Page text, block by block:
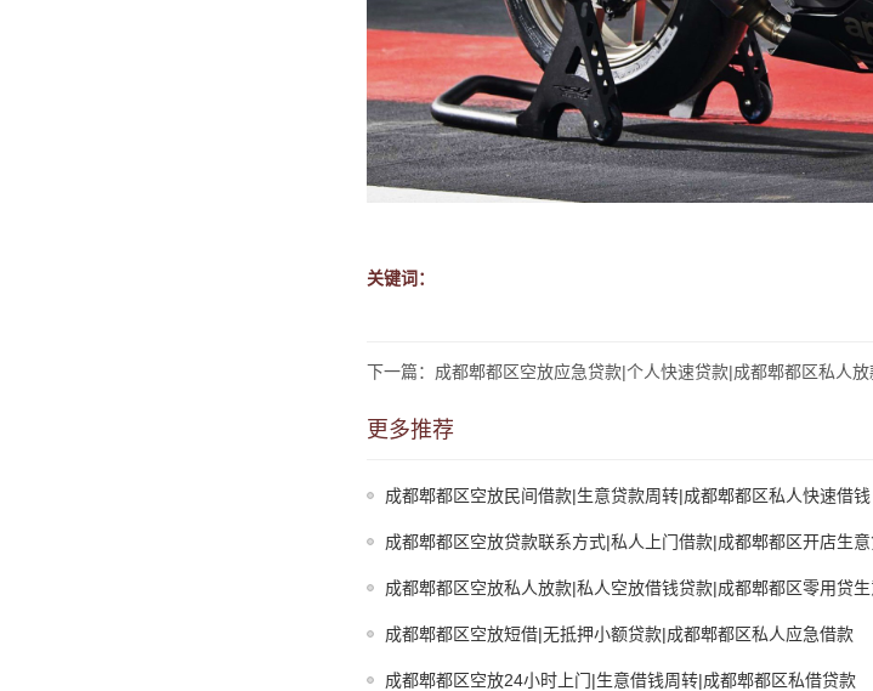
关键词：
下一篇：成都郫都区空放应急贷款|个人快速贷款|成都郫都区私人放
更多推荐
成都郫都区空放民间借款|生意贷款周转|成都郫都区私人快速借钱
成都郫都区空放贷款联系方式|私人上门借款|成都郫都区开店生
成都郫都区空放私人放款|私人空放借钱贷款|成都郫都区零用贷
成都郫都区空放短借|无抵押小额贷款|成都郫都区私人应急借款
成都郫都区空放24小时上门|生意借钱周转|成都郫都区私借贷款